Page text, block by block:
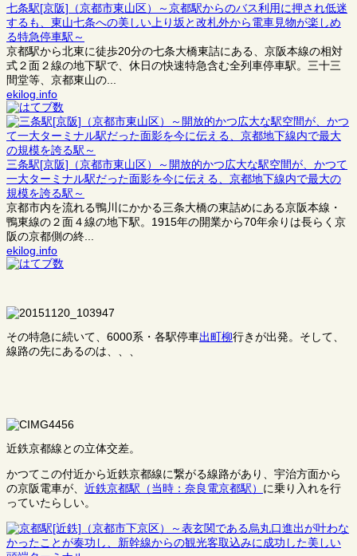
七条駅[京阪]（京都市東山区）～京都駅からのバス利用に押され低迷
するも、東山七条への美しい上り坂と改札外から電車見物が楽しめ
る特急停車駅～
京都駅から北東に徒歩20分の七条大橋東詰にある、京阪本線の相対
式２面２線の地下駅で、休日の快速特急含む全列車停車駅。三十三
間堂等、京都東山の...
ekilog.info
三条駅[京阪]（京都市東山区）～開放的かつ広大な駅空間が、かつて
一大ターミナル駅だった面影を今に伝える、京都地下線内で最大の
規模を誇る駅～
京都市内を流れる鴨川にかかる三条大橋の東詰めにある京阪本線・
鴨東線の２面４線の地下駅。1915年の開業から70年余りは長らく京
阪の京都側の終...
ekilog.info
その特急に続いて、6000系・各駅停車出町柳行きが出発。そして、
線路の先にあるのは、、、
近鉄京都線との立体交差。
かつてこの付近から近鉄京都線に繋がる線路があり、宇治方面から
の京阪電車が、 近鉄京都駅（当時：奈良電京都駅） に乗り入れを行
っていたらしい。